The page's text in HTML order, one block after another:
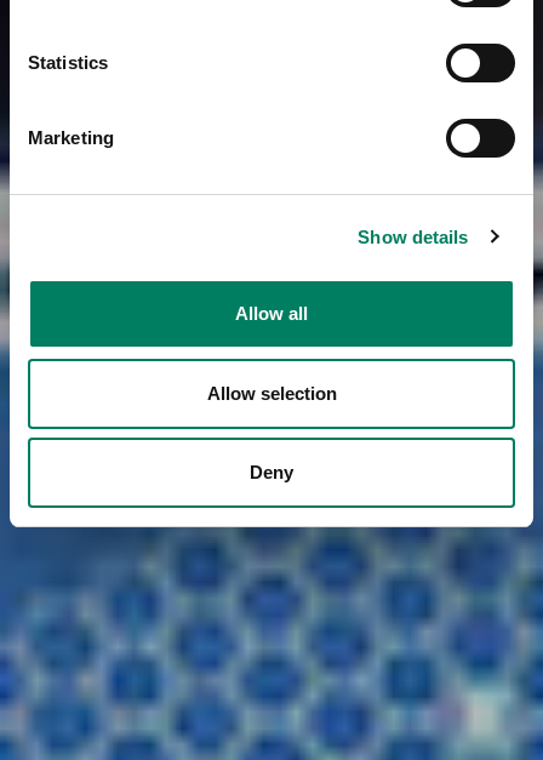
Statistics
Marketing
Show details
Allow all
Allow selection
Deny